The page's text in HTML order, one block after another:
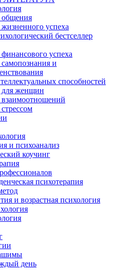
общения
успеха
бестселлер
успеха
и
способностей
для женщин
и психоанализ
коучинг
психотерапия
и возрастная психология
день